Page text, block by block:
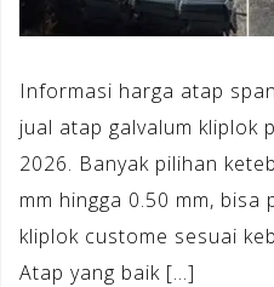
Informasi harga atap
jual atap galvalum kliplok
2026. Banyak pilihan
mm hingga 0.50 mm, bisa
kliplok custome sesuai
Atap yang baik […]